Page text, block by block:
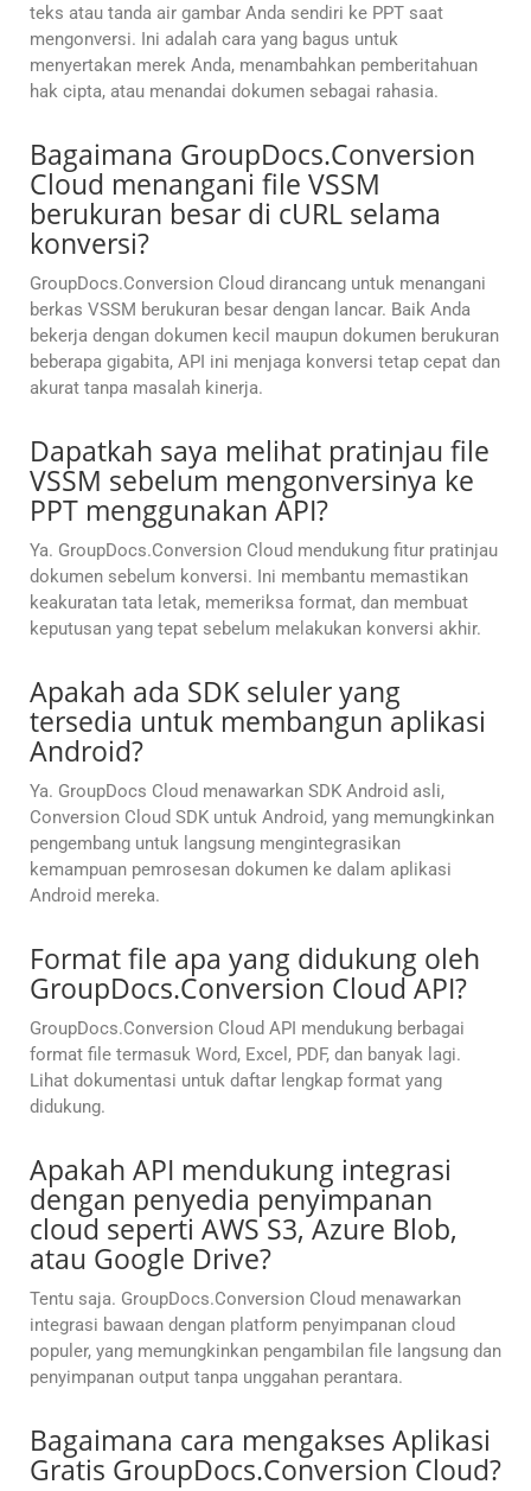
teks atau tanda air gambar Anda sendiri ke PPT saat
mengonversi. Ini adalah cara yang bagus untuk
menyertakan merek Anda, menambahkan pemberitahuan
hak cipta, atau menandai dokumen sebagai rahasia.
Bagaimana GroupDocs.Conversion
Cloud menangani file VSSM
berukuran besar di cURL selama
konversi?
GroupDocs.Conversion Cloud dirancang untuk menangani
berkas VSSM berukuran besar dengan lancar. Baik Anda
bekerja dengan dokumen kecil maupun dokumen berukuran
beberapa gigabita, API ini menjaga konversi tetap cepat dan
akurat tanpa masalah kinerja.
Dapatkah saya melihat pratinjau file
VSSM sebelum mengonversinya ke
PPT menggunakan API?
Ya. GroupDocs.Conversion Cloud mendukung fitur pratinjau
dokumen sebelum konversi. Ini membantu memastikan
keakuratan tata letak, memeriksa format, dan membuat
keputusan yang tepat sebelum melakukan konversi akhir.
Apakah ada SDK seluler yang
tersedia untuk membangun aplikasi
Android?
Ya. GroupDocs Cloud menawarkan SDK Android asli,
Conversion Cloud SDK untuk Android, yang memungkinkan
pengembang untuk langsung mengintegrasikan
kemampuan pemrosesan dokumen ke dalam aplikasi
Android mereka.
Format file apa yang didukung oleh
GroupDocs.Conversion Cloud API?
GroupDocs.Conversion Cloud API mendukung berbagai
format file termasuk Word, Excel, PDF, dan banyak lagi.
Lihat dokumentasi untuk daftar lengkap format yang
didukung.
Apakah API mendukung integrasi
dengan penyedia penyimpanan
cloud seperti AWS S3, Azure Blob,
atau Google Drive?
Tentu saja. GroupDocs.Conversion Cloud menawarkan
integrasi bawaan dengan platform penyimpanan cloud
populer, yang memungkinkan pengambilan file langsung dan
penyimpanan output tanpa unggahan perantara.
Bagaimana cara mengakses Aplikasi
Gratis GroupDocs.Conversion Cloud?